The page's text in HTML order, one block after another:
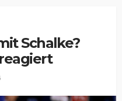
Schalke?